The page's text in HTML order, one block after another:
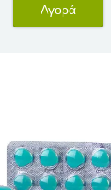
Αγορά